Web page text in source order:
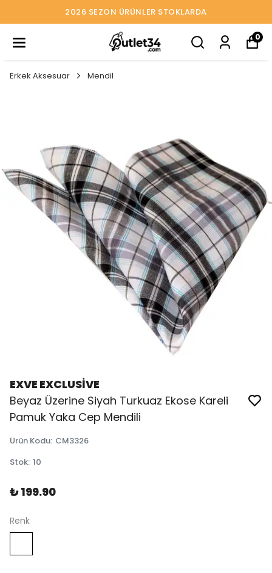
2026 SEZON ÜRÜNLER STOKLARDA
0
Erkek Aksesuar Mendil
EXVE EXCLUSİVE
Beyaz Üzerine Siyah Turkuaz Ekose Kareli
Pamuk Yaka Cep Mendili
Ürün Kodu: CM3326
Stok: 10
₺ 199.90
Renk